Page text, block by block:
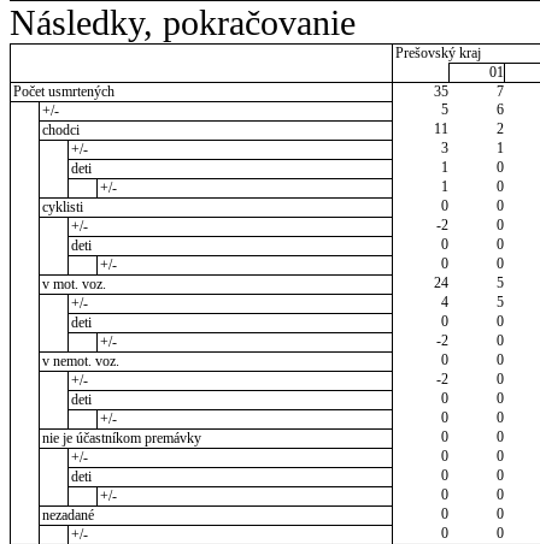
Následky, pokračovanie
Prešovský kraj
01
Počet usmrtených
35
7
+/-
5
6
chodci
11
2
+/-
3
1
deti
1
0
+/-
1
0
cyklisti
0
0
+/-
-2
0
deti
0
0
+/-
0
0
v mot. voz.
24
5
+/-
4
5
deti
0
0
+/-
-2
0
v nemot. voz.
0
0
+/-
-2
0
deti
0
0
+/-
0
0
nie je účastníkom premávky
0
0
+/-
0
0
deti
0
0
+/-
0
0
nezadané
0
0
+/-
0 0